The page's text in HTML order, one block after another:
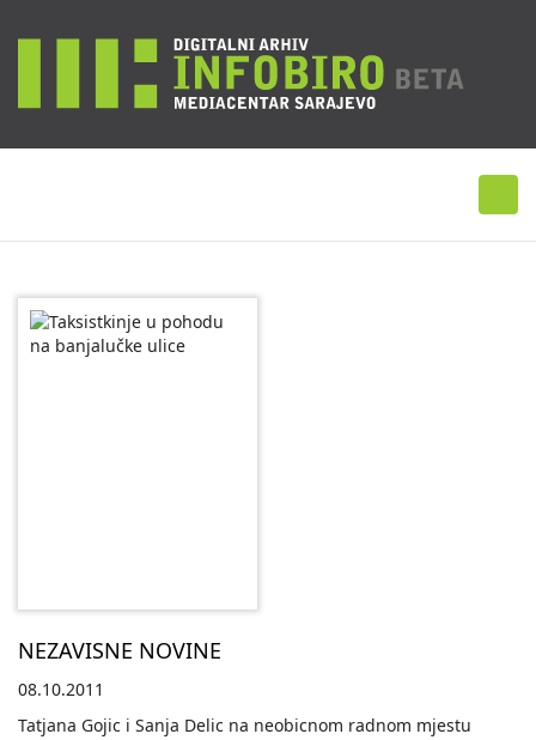
NEZAVISNE NOVINE
08.10.2011
Tatjana Gojic i Sanja Delic na neobicnom radnom mjestu